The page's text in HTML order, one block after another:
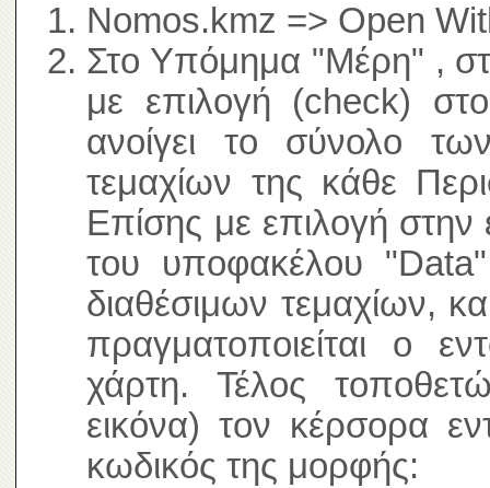
Nomos.kmz => Open
Στο Υπόμημα "Μέρη" ,
με επιλογή (check)
ανοίγει το σύνολο
τεμαχίων της κάθε
Επίσης με επιλογή στην
του υποφακέλου
διαθέσιμων τεμαχίων,
πραγματοποιείται ο
χάρτη. Τέλος
εικόνα) τον κέρσορα
κωδικός της μορφής: